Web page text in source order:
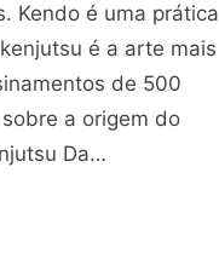
Kendo é uma prática
é a arte mais
de 500
a origem do
Da…